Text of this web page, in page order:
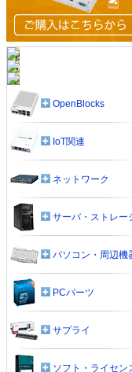
OpenBlocks
IoT関連
ネットワーク
サーバ・ストレー
パソコン・周辺機
PCパーツ
サプライ
ソフト・ライセン